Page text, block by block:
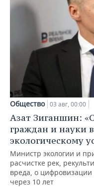
Общество 03 авг, 00:00
Азат Зиганшин:
граждан и науки
экологическому
Министр экологии и
расчистке рек,
вреда, о цифровизации
через 10 лет